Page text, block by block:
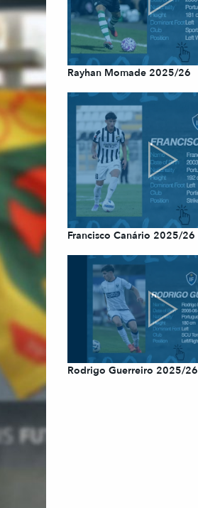
Rayhan Momade 2025/26
Francisco Canário 2025/26
Rodrigo Guerreiro 2025/26